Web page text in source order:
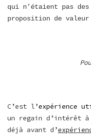
qui n’étaient pas
proposition de valeur
C’est l’expérience
un regain d’intérêt
déjà avant d’